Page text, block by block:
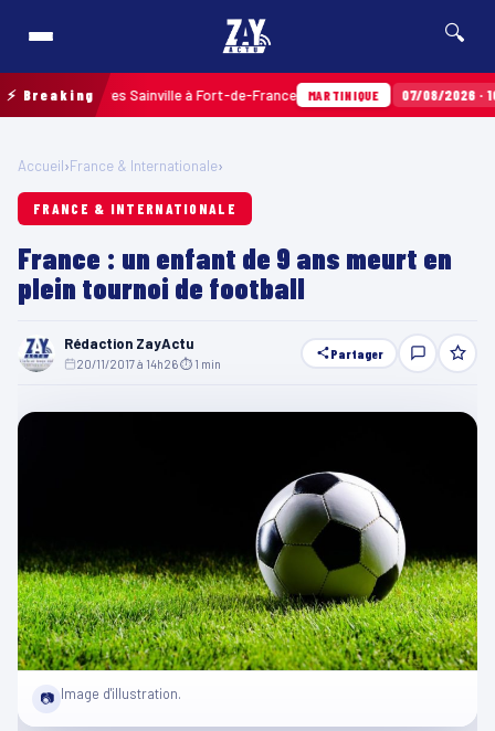
🔍
⚡ Breaking
aux Terres Sainville à Fort-de-France MARTINIQUE 07/08/2026 · 10h35
Accueil›France & Internationale›
FRANCE & INTERNATIONALE
France : un enfant de 9 ans meurt en
plein tournoi de football
Rédaction ZayActu
20/11/2017 à 14h26⏱ 1 min
Partager
📷 Image d'illustration.